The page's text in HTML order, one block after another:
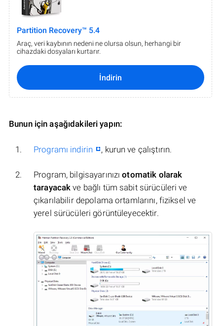
Partition Recovery™ 5.4
Araç, veri kaybının nedeni ne olursa olsun, herhangi bir
cihazdaki dosyaları kurtarır.
İndirin
Bunun için aşağıdakileri yapın:
Programı indirin , kurun ve çalıştırın.
Program, bilgisayarınızıotomatik olarak
tarayacak ve bağlı tüm sabit sürücüleri ve
çıkarılabilir depolama ortamlarını, fiziksel ve
yerel sürücüleri görüntüleyecektir.